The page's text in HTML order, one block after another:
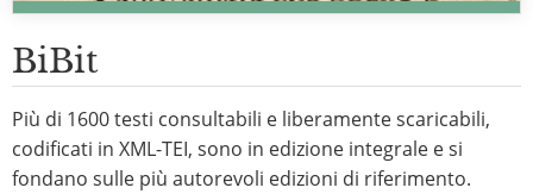
BiBit
Più di 1600 testi consultabili e liberamente scaricabili,
codificati in XML-TEI, sono in edizione integrale e si
fondano sulle più autorevoli edizioni di riferimento.